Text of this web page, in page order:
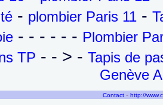
- plombier Paris 11 -
- - - - - - Plombier
TP - - > - Tapis de
Genève
Contact - http://